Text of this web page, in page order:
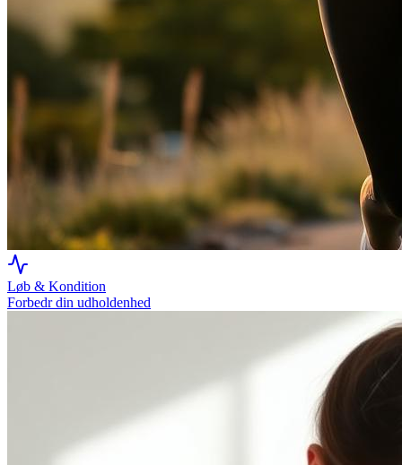
Løb & Kondition
Forbedr din udholdenhed